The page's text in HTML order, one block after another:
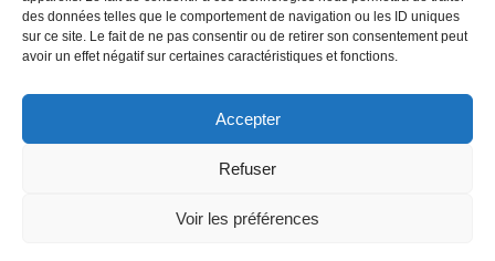
des données telles que le comportement de navigation ou les ID uniques
sur ce site. Le fait de ne pas consentir ou de retirer son consentement peut
avoir un effet négatif sur certaines caractéristiques et fonctions.
Accepter
Refuser
Voir les préférences